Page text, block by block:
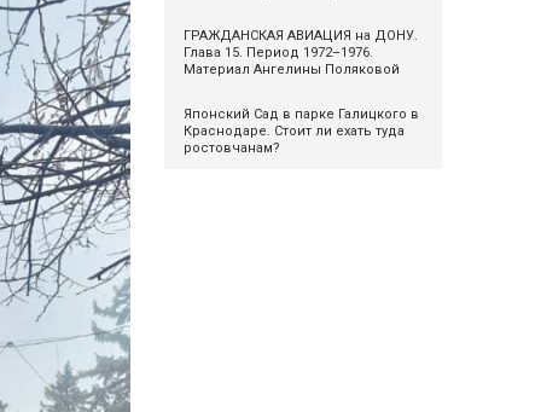
ГРАЖДАНСКАЯ АВИАЦИЯ на ДОНУ.
Глава 15. Период 1972–1976.
Материал Ангелины Поляковой
Японский Сад в парке Галицкого в
Краснодаре. Стоит ли ехать туда
ростовчанам?